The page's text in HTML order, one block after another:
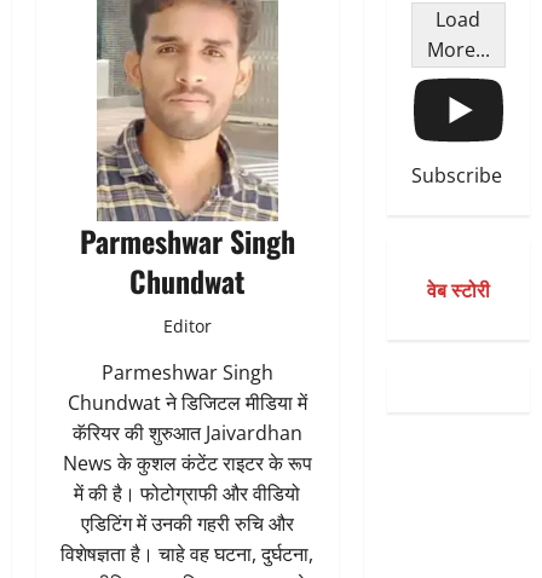
Parmeshwar Singh
Chundwat
Editor
Parmeshwar Singh
Chundwat ने डिजिटल मीडिया में
कॅरियर की शुरुआत Jaivardhan
News के कुशल कंटेंट राइटर के रूप
में की है। फोटोग्राफी और वीडियो
एडिटिंग में उनकी गहरी रुचि और
विशेषज्ञता है। चाहे वह घटना, दुर्घटना,
Load
More...
Subscribe
वेब स्टोरी